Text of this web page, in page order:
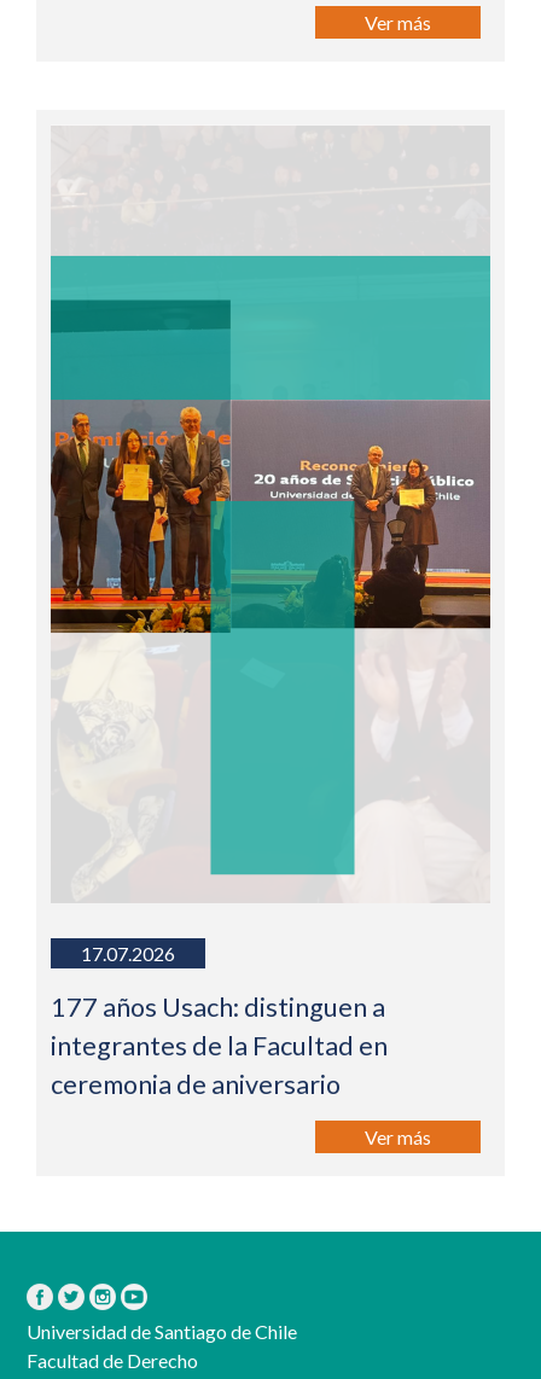
Ver más
17.07.2026
177 años Usach: distinguen a
integrantes de la Facultad en
ceremonia de aniversario
Ver más
Universidad de Santiago de Chile
Facultad de Derecho